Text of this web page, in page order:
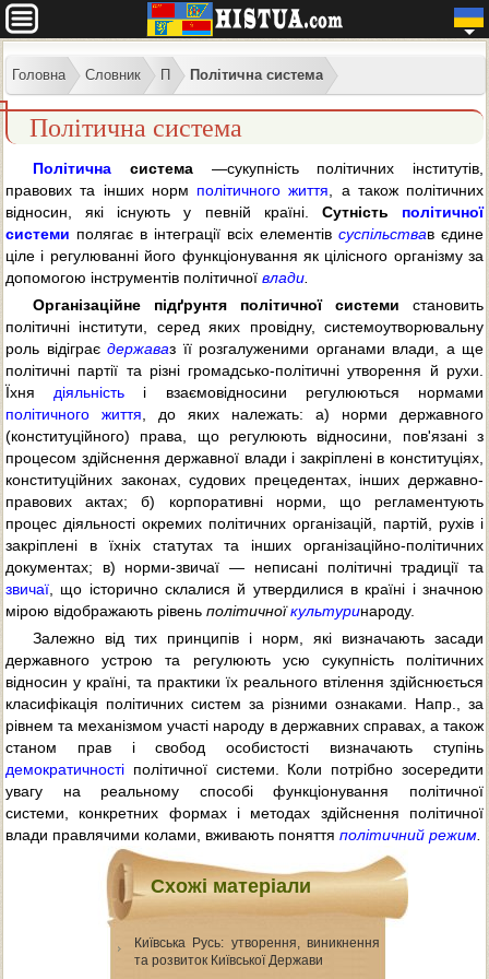
Головна Словник П Політична система
Політична система
Політична система —сукупність політичних інститутів,
правових та інших норм політичного життя , а також політичних
відносин, які існують у певній країні. Сутність політичної
системи полягає в інтеграції всіх елементів суспільствав єдине
ціле і регулюванні його функціонування як цілісного організму за
допомогою інструментів політичної влади
Організаційне підґрунтя політичної системи становить
політичні інститути, серед яких провідну, системоутворювальну
роль відіграє державаз її розгалуженими органами влади, а ще
політичні партії та різні громадсько-політичні утворення й рухи.
Їхня діяльність і взаємовідносини регулюються нормами
політичного життя , до яких належать: а) норми державного
(конституційного) права, що регулюють відносини, пов'язані з
процесом здійснення державної влади і закріплені в конституціях,
конституційних законах, судових прецедентах, інших державно-
правових актах; б) корпоративні норми, що регламентують
процес діяльності окремих політичних організацій, партій, рухів і
закріплені в їхніх статутах та інших організаційно-політичних
документах; в) норми-звичаї — неписані політичні традиції та
звичаї , що історично склалися й утвердилися в країні і значною
мірою відображають рівень політичноїкультуринароду.
Залежно від тих принципів і норм, які визначають засади
державного устрою та регулюють усю сукупність політичних
відносин у країні, та практики їх реального втілення здійснюється
класифікація політичних систем за різними ознаками. Напр., за
рівнем та механізмом участі народу в державних справах, а також
станом прав і свобод особистості визначають ступінь
демократичності політичної системи. Коли потрібно зосередити
увагу на реальному способі функціонування політичної
системи, конкретних формах і методах здійснення політичної
влади правлячими колами, вживають поняття політичний режим
Схожі матеріали
Київська Русь: утворення, виникнення
та розвиток Київської Держави